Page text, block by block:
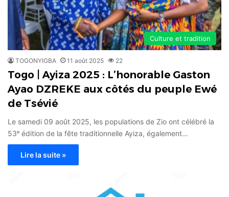
Culture et tradition
TOGONYIGBA 11 août 2025 22
Togo | Ayiza 2025 : L’honorable Gaston
Ayao DZREKE aux côtés du peuple Ewé
de Tsévié
Le samedi 09 août 2025, les populations de Zio ont célébré la
53ᵉ édition de la fête traditionnelle Ayiza, également…
Lire la suite »